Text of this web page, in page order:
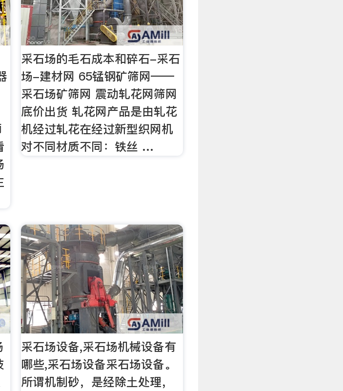
采石场的毛石成本和碎石-采石
场-建材网 65锰钢矿筛网——
采石场矿筛网 震动轧花网筛网
底价出货 轧花网产品是由轧花
机经过轧花在经过新型织网机
对不同材质不同：铁丝 …
采石场设备,采石场机械设备有
哪些,采石场设备采石场设备。
所谓机制砂，是经除土处理，